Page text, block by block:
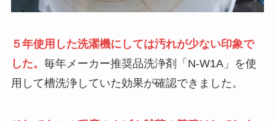
５年使用した洗濯機にしては汚れが少ない印象で
した。 毎年メーカー推奨品洗浄剤「N-W1A」を使
用して槽洗浄していた効果が確認できました。